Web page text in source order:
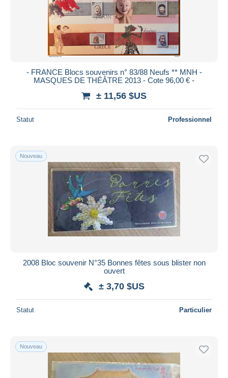
- FRANCE Blocs souvenirs n° 83/88 Neufs ** MNH -
MASQUES DE THÉÂTRE 2013 - Cote 96,00 € -
± 11,56 $US
Statut Professionnel
Nouveau
2008 Bloc souvenir N°35 Bonnes fêtes sous blister non
ouvert
± 3,70 $US
Statut Particulier
Nouveau